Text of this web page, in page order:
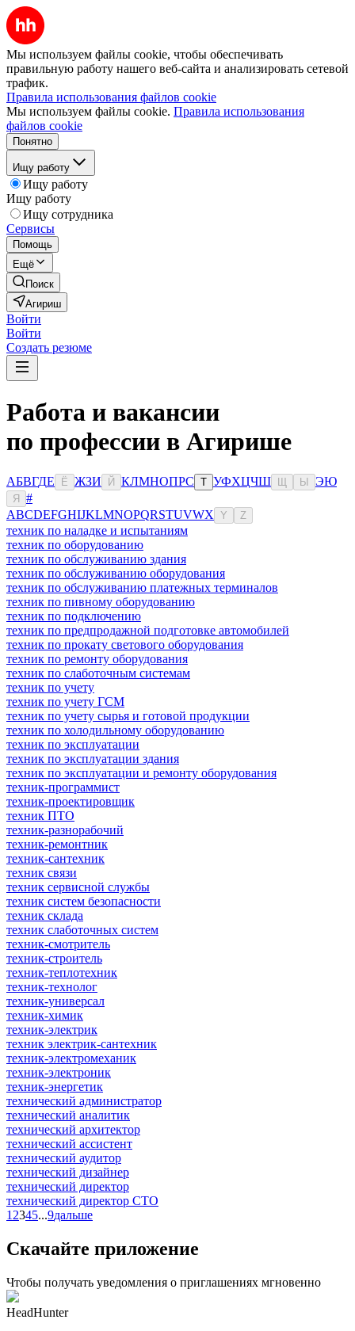
Мы используем файлы cookie, чтобы обеспечивать
правильную работу нашего веб-сайта и анализировать сетевой
трафик.
Правила использования файлов cookie
Мы используем файлы cookie. Правила использования
файлов cookie
Понятно
Ищу работу
Ищу работу
Ищу работу
Ищу сотрудника
Сервисы
Помощь
Ещё
Поиск
Агириш
Войти
Войти
Создать резюме
Работа и вакансии
по профессии в Агирише
АБВГДЕ Ё ЖЗИ Й КЛМНОПРС Т УФХЦЧШ Ы ЭЮ
Я
#
ABCDEFGHIJKLMNOPQRSTUVWX Y Z
техник по наладке и испытаниям
техник по оборудованию
техник по обслуживанию здания
техник по обслуживанию оборудования
техник по обслуживанию платежных терминалов
техник по пивному оборудованию
техник по подключению
техник по предпродажной подготовке автомобилей
техник по прокату светового оборудования
техник по ремонту оборудования
техник по слаботочным системам
техник по учету
техник по учету ГСМ
техник по учету сырья и готовой продукции
техник по холодильному оборудованию
техник по эксплуатации
техник по эксплуатации здания
техник по эксплуатации и ремонту оборудования
техник-программист
техник-проектировщик
техник ПТО
техник-разнорабочий
техник-ремонтник
техник-сантехник
техник связи
техник сервисной службы
техник систем безопасности
техник склада
техник слаботочных систем
техник-смотритель
техник-строитель
техник-теплотехник
техник-технолог
техник-универсал
техник-химик
техник-электрик
техник электрик-сантехник
техник-электромеханик
техник-электроник
техник-энергетик
технический администратор
технический аналитик
технический архитектор
технический ассистент
технический аудитор
технический дизайнер
технический директор
технический директор CTO
1 2345...9дальше
Скачайте приложение
Чтобы получать уведомления о приглашениях мгновенно
HeadHunter